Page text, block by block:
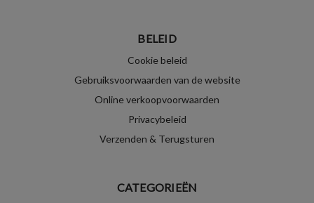
BELEID
Cookie beleid
Gebruiksvoorwaarden van de website
Online verkoopvoorwaarden
Privacybeleid
Verzenden & Terugsturen
CATEGORIEËN